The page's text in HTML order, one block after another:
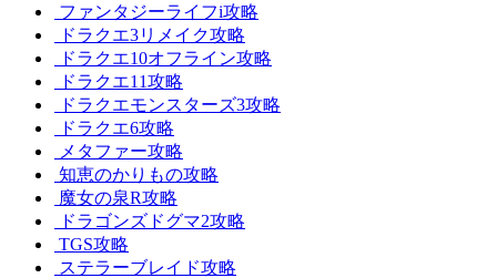
ファンタジーライフi攻略
ドラクエ3リメイク攻略
ドラクエ10オフライン攻略
ドラクエ11攻略
ドラクエモンスターズ3攻略
ドラクエ6攻略
メタファー攻略
知恵のかりもの攻略
魔女の泉R攻略
ドラゴンズドグマ2攻略
TGS攻略
ステラーブレイド攻略